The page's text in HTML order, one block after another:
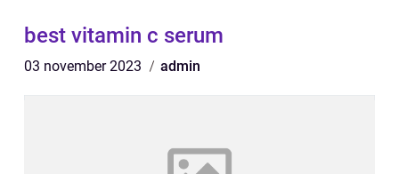
best vitamin c serum
03 november 2023 admin